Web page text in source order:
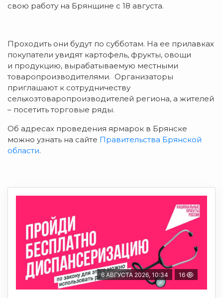
свою работу на Брянщине с 18 августа.
Проходить они будут по субботам. На ее прилавках
покупатели увидят картофель, фрукты, овощи
и продукцию, вырабатываемую местными
товаропроизводителями. Организаторы
приглашают к сотрудничеству
сельхозтоваропроизводителей региона, а жителей
– посетить торговые ряды.
Об адресах проведения ярмарок в Брянске
можно узнать на сайте Правительства Брянской
области.
6 АВГУСТА 2026, 10:34 16